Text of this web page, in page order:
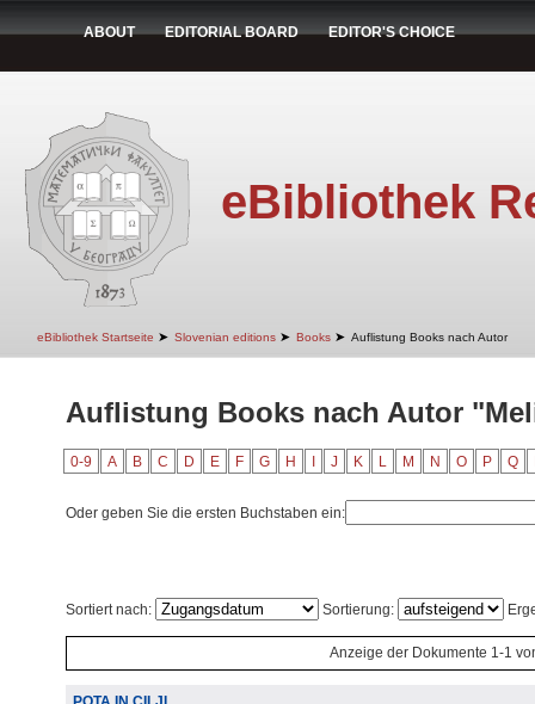
ABOUT EDITORIAL BOARD EDITOR'S CHOICE
eBibliothek
eBibliothek Startseite ➤ Slovenian editions ➤ Books ➤ Auflistung Books nach Autor
Auflistung Books nach Autor
0-9 A B C D E F G H J K L M N O P Q
Oder geben Sie die ersten Buchstaben ein:
Sortiert nach: Sortierung:
Anzeige der Dokumente 1-1